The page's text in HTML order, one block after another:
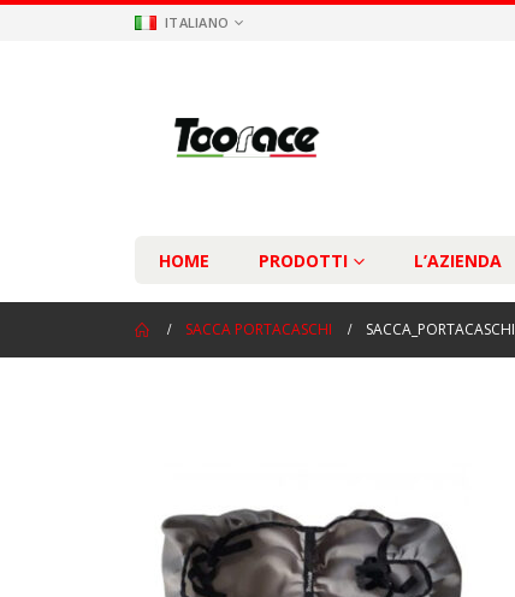
ITALIANO
HOME PRODOTTI L’AZIENDA
SACCA PORTACASCHI SACCA_PORTACASCHI